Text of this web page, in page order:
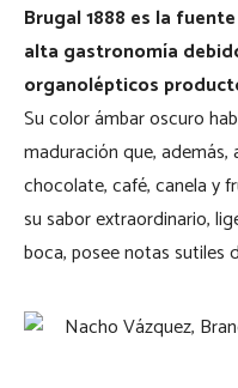
Brugal 1888 es la
alta gastronomía
organolépticos
Su color ámbar oscuro
maduración que,
chocolate, café, canela y
su sabor extraordinario,
boca, posee notas sutiles